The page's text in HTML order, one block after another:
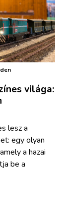
világa:
lesz a
egy olyan
a hazai
be a